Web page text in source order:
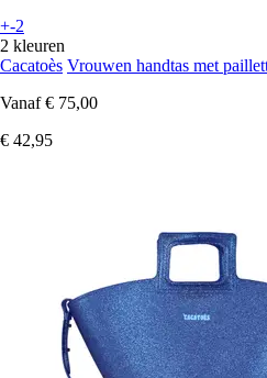
+-2
2 kleuren
Cacatoès Vrouwen handtas met
Vanaf € 75,00
€ 42,95